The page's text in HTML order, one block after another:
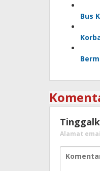
Bus
Alamat